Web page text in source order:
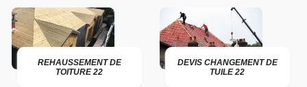
REHAUSSEMENT DE
TOITURE 22
DEVIS CHANGEMENT DE
TUILE 22